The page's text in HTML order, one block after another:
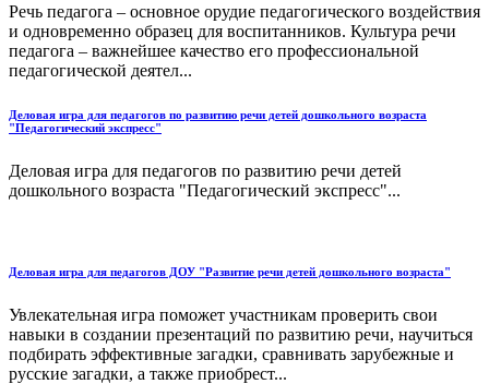
Речь педагога – основное орудие педагогического воздействия
и одновременно образец для воспитанников. Культура речи
педагога – важнейшее качество его профессиональной
педагогической деятел...
Деловая игра для педагогов по развитию речи детей дошкольного возраста
"Педагогический экспресс"
Деловая игра для педагогов по развитию речи детей
дошкольного возраста "Педагогический экспресс"...
Деловая игра для педагогов ДОУ "Развитие речи детей дошкольного возраста"
Увлекательная игра поможет участникам проверить свои
навыки в создании презентаций по развитию речи, научиться
подбирать эффективные загадки, сравнивать зарубежные и
русские загадки, а также приобрест...